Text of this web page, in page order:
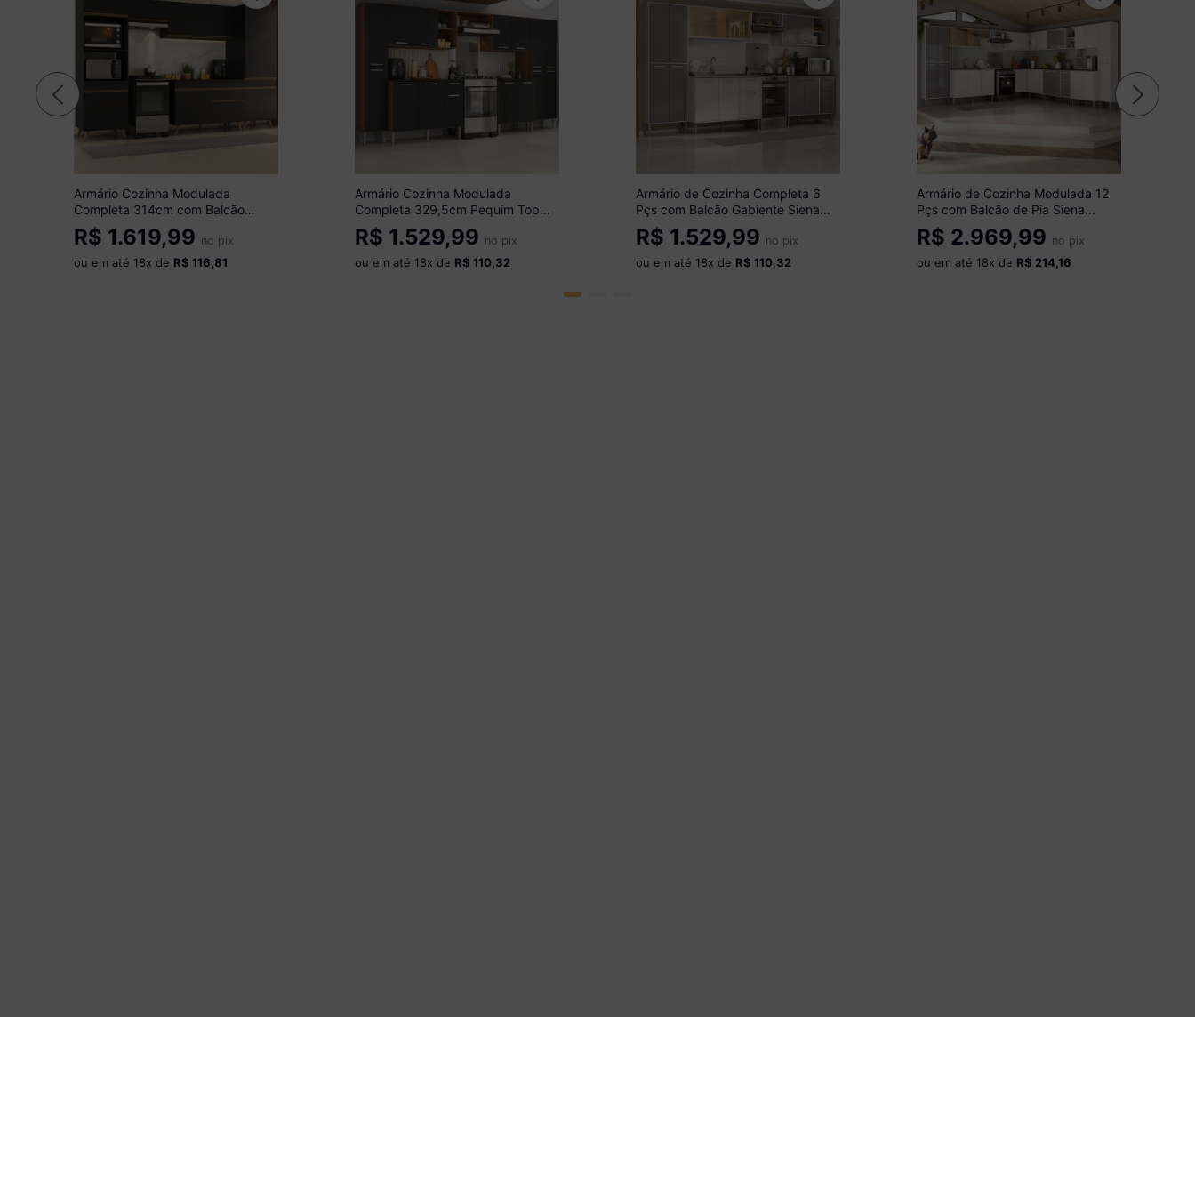
Armário Cozinha Modulada
Completa 314cm com Balcão
Veneza Multimóveis MP3757
Preto/Dourado
R$ 1.619,99 no pix
ou em até 18x de R$ 116,81
Armário Cozinha Modulada
Completa 329,5cm Pequim Top
Multimóveis MP3767
Madeirado/Preto
R$ 1.529,99 no pix
ou em até 18x de R$ 110,32
Armário de Cozinha Completa 6
Pçs com Balcão Gabiente Siena
Multimóveis MP2243
Branco/Lacca Fumê
R$ 1.529,99 no pix
ou em até 18x de R$ 110,32
Armário de Cozinha Modulada 12
Pçs com Balcão de Pia Siena
Multimóveis MP2240
Branco/Lacca Fumê
R$ 2.969,99 no pix
ou em até 18x de R$ 214,16